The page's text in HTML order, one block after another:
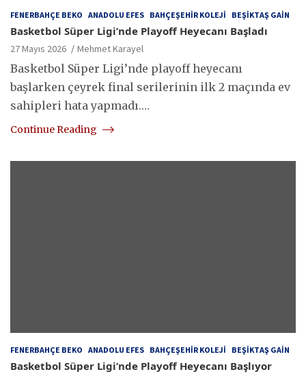
FENERBAHÇE BEKO ANADOLU EFES BAHÇEŞEHIR KOLEJI BEŞIKTAŞ GAIN
Basketbol Süper Ligi’nde Playoff Heyecanı Başladı
27 Mayıs 2026 Mehmet Karayel
Basketbol Süper Ligi’nde playoff heyecanı
başlarken çeyrek final serilerinin ilk 2 maçında ev
sahipleri hata yapmadı.…
Continue Reading
FENERBAHÇE BEKO ANADOLU EFES BAHÇEŞEHIR KOLEJI BEŞIKTAŞ GAIN
Basketbol Süper Ligi’nde Playoff Heyecanı Başlıyor